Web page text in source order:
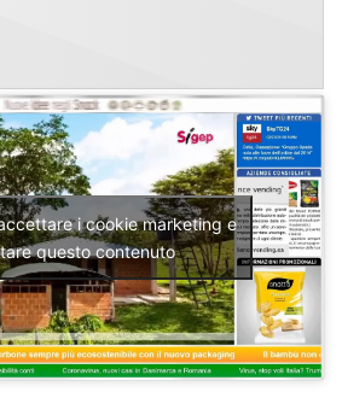
i cookie marketing e
questo contenuto